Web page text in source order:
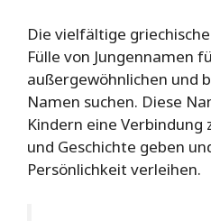
Die vielfältige
Fülle von Jungennamen
außergewöhnlichen und
Namen suchen. Diese
Kindern eine
und Geschichte geben
Persönlichkeit verleihen.